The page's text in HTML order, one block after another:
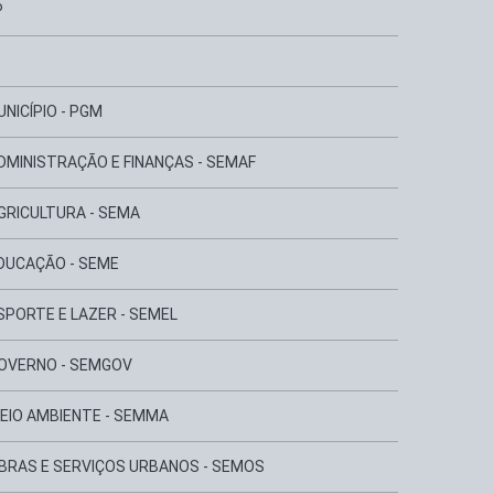
- PGM
E FINANÇAS - SEMAF
- SEMA
- SEME
E LAZER - SEMEL
- SEMGOV
AMBIENTE - SEMMA
E SERVIÇOS URBANOS - SEMOS